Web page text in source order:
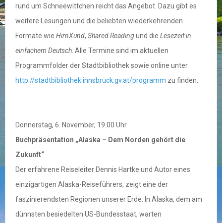
rund um Schneewittchen reicht das Angebot. Dazu gibt es
weitere Lesungen und die beliebten wiederkehrenden
Formate wie HirnXund, Shared Readingund die Lesezeit in
einfachem Deutsch. Alle Termine sind im aktuellen
Programmfolder der Stadtbibliothek sowie online unter
http://stadtbibliothek.innsbruck.gv.at/programm zu finden.
Donnerstag, 6. November, 19.00 Uhr
Buchpräsentation „Alaska – Dem Norden gehört die
Zukunft“
Der erfahrene Reiseleiter Dennis Hartke und Autor eines
einzigartigen Alaska-Reiseführers, zeigt eine der
faszinierendsten Regionen unserer Erde. In Alaska, dem am
dünnsten besiedelten US-Bundesstaat, warten